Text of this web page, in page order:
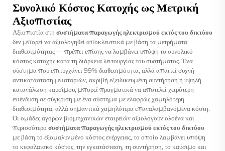
Συνολικό Κόστος Κατοχής ως Μετρική
Αξιοπιστίας
Αξιοπιστία στη συστήματα παραγωγής ηλεκτρισμού εκτός του δικτύου
δεν μπορεί να αξιολογηθεί αποκλειστικά με βάση τα μετρήματα
διαθεσιμότητας — πρέπει επίσης να λαμβάνει υπόψη το συνολικό
κόστος κατοχής κατά τη διάρκεια λειτουργίας του συστήματος. Ένα
σύστημα που επιτυγχάνει 99% διαθεσιμότητα, αλλά απαιτεί συχνή
αντικατάσταση μπαταριών, ακριβή εξειδικευμένη συντήρηση ή υψηλή
κατανάλωση καυσίμου, μπορεί πραγματικά να αποτελεί χειρότερη
επένδυση σε σύγκριση με ένα σύστημα με ελαφρώς χαμηλότερη
διαθεσιμότητα, αλλά σημαντικά χαμηλότερα επαναλαμβανόμενα κόστη.
Οι ομάδες αγορών βιομηχανικών εταιρειών αξιολογούν ολοένα και
περισσότερο συστήματα παραγωγής ηλεκτρισμού εκτός του δικτύου
με βάση το εξομαλυνμένο κόστος ενέργειας, το οποίο λαμβάνει υπόψη
το κεφαλαιακό κόστος, την εγκατάσταση, τη συντήρηση, το καύσιμο και